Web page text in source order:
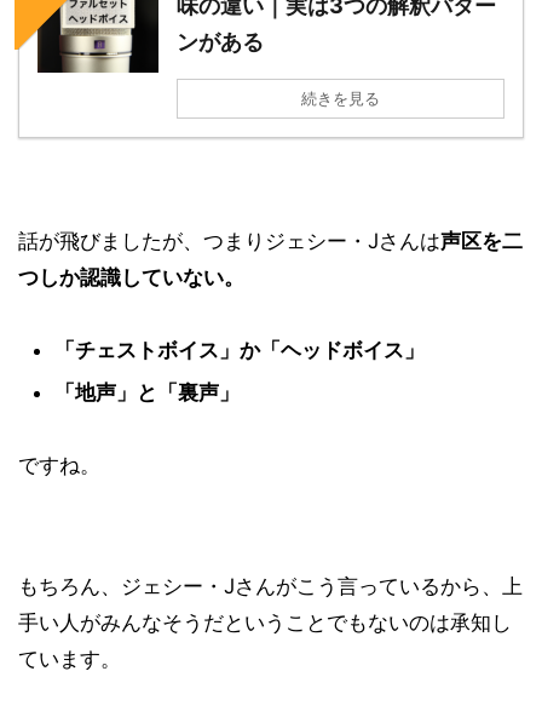
ンがある
続きを見る
話が飛びましたが、つまりジェシー・Jさんは声区を二
つしか認識していない。
「チェストボイス」か「ヘッドボイス」
「地声」と「裏声」
ですね。
もちろん、ジェシー・Jさんがこう言っているから、上
手い人がみんなそうだということでもないのは承知し
ています。